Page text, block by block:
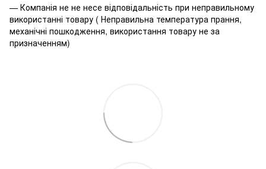
— Компанія не не несе відповідальність при неправильному
використанні товару ( Неправильна температура прання,
механічні пошкодження, використання товару не за
призначенням)